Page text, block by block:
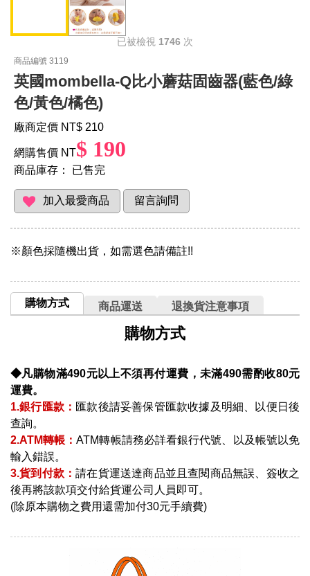
已被檢視 1746 次
商品編號 3119
英國mombella-Q比小蘑菇固齒器(藍色/綠
色/黃色/橘色)
廠商定價 NT$ 210
網購售價 NT$ 190
商品庫存： 已售完
※顏色採隨機出貨，如需選色請備註!!
購物方式 商品運送 退換貨注意事項
購物方式
◆凡購物滿490元以上不須再付運費，未滿490需酌收80元
運費。
1.銀行匯款： 匯款後請妥善保管匯款收據及明細、以便日後
查詢。
2.ATM轉帳：ATM轉帳請務必詳看銀行代號、以及帳號以免
輸入錯誤。
3.貨到付款：請在貨運送達商品並且查閱商品無誤、簽收之
後再將該款項交付給貨運公司人員即可。
(除原本購物之費用還需加付30元手續費)